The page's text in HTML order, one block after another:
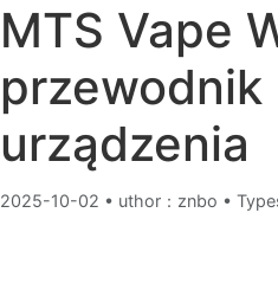
MTS Vape
urządzenia
2025-10-02 • uthor：znbo •